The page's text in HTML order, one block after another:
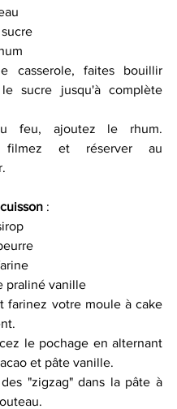
casserole, faites bouillir
sucre jusqu'à complète
feu, ajoutez le rhum.
filmez et réserver au
:
praliné vanille
farinez votre moule à cake
le pochage en alternant
et pâte vanille.
"zigzag" dans la pâte à